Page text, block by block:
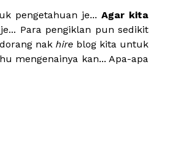
pengetahuan je... Agar kita
Para pengiklan pun sedikit
dorang nak hireblog kita untuk
mengenainya kan... Apa-apa